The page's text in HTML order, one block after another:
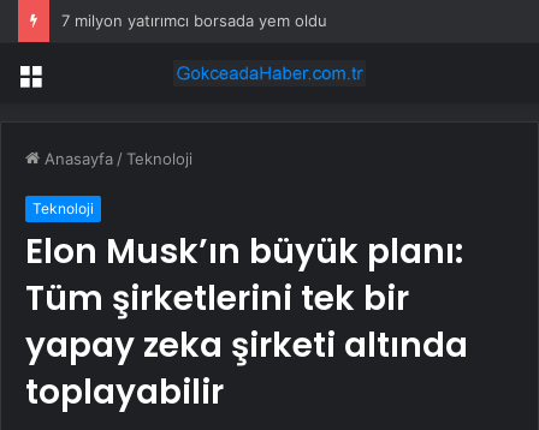
7 milyon yatırımcı borsada yem oldu
Menü
Anasayfa /Teknoloji
Teknoloji
Elon Musk’ın büyük planı:
Tüm şirketlerini tek bir
yapay zeka şirketi altında
toplayabilir